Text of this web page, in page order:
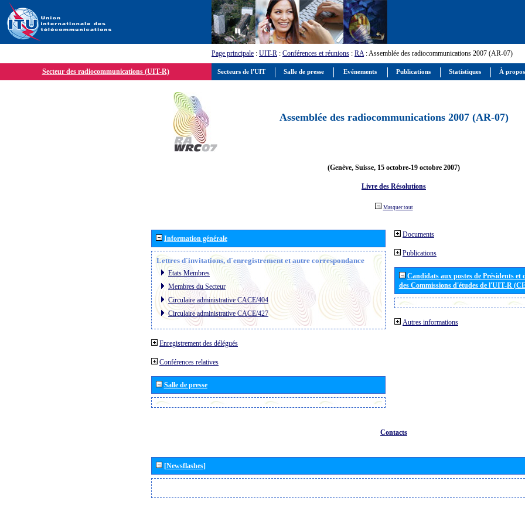
Page principale : UIT-R : Conférences et réunions : RA: Assemblée des radiocommunications 2007 (AR-07)
Secteur des radiocommunications (UIT-R)
Assemblée des radiocommunications 2007 (AR-07)
(Genève, Suisse, 15 octobre-19 octobre 2007)
Livre des Résolutions
Masquer tout
Information générale
Lettres d´invitations, d´enregistrement et autre correspondance
Etats Membres
Membres du Secteur
Circulaire administrative CACE/404
Circulaire administrative CACE/427
Enregistrement des délégués
Conférences relatives
Salle de presse
Documents
Publications
Candidats aux postes de Présidents et
des Commissions d'études de l'UIT-R
Autres informations
Contacts
[Newsflashes]
Secteurs de l'UIT Salle de presse Evénements Publications Statistiques À